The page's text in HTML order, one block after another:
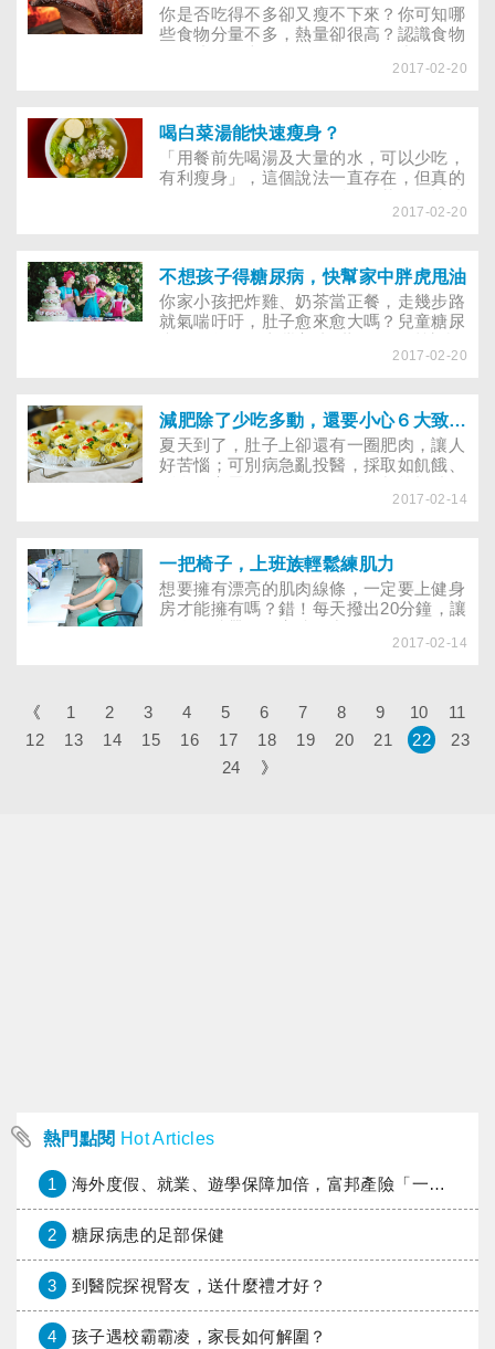
你是否吃得不多卻又瘦不下來？你可知哪
些食物分量不多，熱量卻很高？認識食物
控制身材的不二法門。 哪種減肥法效果
1986年直銷的減肥食品風靡全國，然而
卻傳出了服用之後猝死的案例；抽樣分析
也發現有些產品摻有增快代謝率的藥品，
吃了之後會心跳加速，如小鹿亂撞；有些
則添加安非他命。其他像「中藥減肥
2017-02-20
喝白菜湯能快速瘦身？
「用餐前先喝湯及大量的水，可以少吃，
有利瘦身」，這個說法一直存在，但真的
2017-02-20
不想孩子得糖尿病，快幫家中胖虎甩油
你家小孩把炸雞、奶茶當正餐，走幾步路
就氣喘吁吁，肚子愈來愈大嗎？兒童糖尿
來愈多孩子陷入糖尿病危機，想擺脫疾病
2017-02-20
減肥除了少吃多動，還要小心６大致胖陷阱
夏天到了，肚子上卻還有一圈肥肉，讓人
好苦惱；可別病急亂投醫，採取如飢餓、
減肥方法，反而可能愈減愈肥，甚至傷
致胖陷阱，更能事半功倍。
2017-02-14
一把椅子，上班族輕鬆練肌力
想要擁有漂亮的肌肉線條，一定要上健身
房才能擁有嗎？錯！每天撥出20分鐘，讓
2017-02-14
《 1 2 3 4 5 6 7 8 9 10
11
12
13 14 15 16 17 18 19 20 21 22
23
24
》
熱門點閱 Hot Articles
1 海外度假、就業、遊學保障加倍，富邦產險「一期逐夢」專案加碼遠距醫療與緊急救援
2 糖尿病患的足部保健
3 到醫院探視腎友，送什麼禮才好？
4 孩子遇校霸霸凌，家長如何解圍？